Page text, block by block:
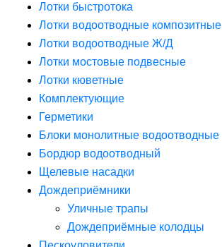
Лотки быстротока
Лотки водоотводные композитные
Лотки водоотводные Ж/Д
Лотки мостовые подвесные
Лотки кюветные
Комплектующие
Герметики
Блоки монолитные водоотводные
Бордюр водоотводный
Щелевые насадки
Дождеприёмники
Уличные трапы
Дождеприёмные колодцы